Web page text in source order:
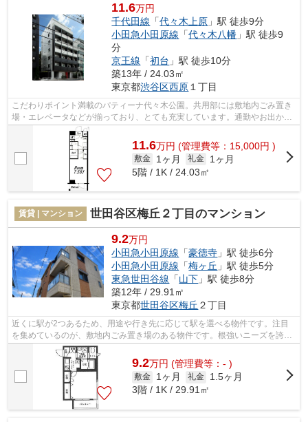
11.6万円
千代田線 「代々木上原 」駅 徒歩9分
小田急小田原線 「代々木八幡 」駅 徒歩9
分
京王線 「初台 」駅 徒歩10分
築13年 / 24.03㎡
東京都渋谷区西原 １丁目
こだわりポイント満載のパティーナ代々木公園。共用部には敷地内ごみ置き
場・エレベータなどが揃っており、とても充実しています。通勤やお出かけ
に便利な、徒歩9分に駅のある物件です...
11.6万円 (管理費等：15,000円 )
敷金 1ヶ月 礼金
1ヶ月
5階 / 1K / 24.03㎡
賃貸 | マンション 世田谷区梅丘２丁目のマンション
9.2万円
小田急小田原線 「豪徳寺 」駅 徒歩6分
小田急小田原線 「梅ヶ丘 」駅 徒歩5分
東急世田谷線 「山下 」駅 徒歩8分
築12年 / 29.91㎡
東京都世田谷区梅丘 ２丁目
近くに駅が2つあるため、用途や行き先に応じて駅を選べる物件です。注目
を集めているのが、敷地内ごみ置き場のある物件です。根強いニーズを誇る
駅近の物件となり、徒歩6分に駅があり...
9.2万円 (管理費等：- )
敷金 1ヶ月 礼金
1.5ヶ月
3階 / 1K / 29.91㎡